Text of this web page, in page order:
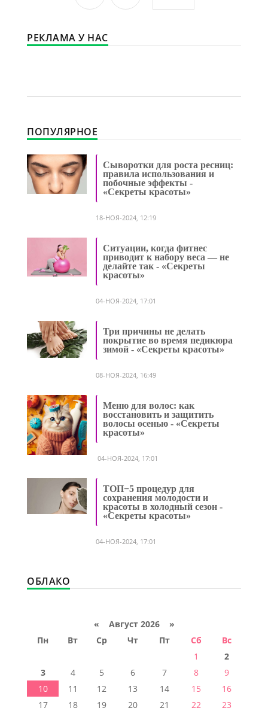
РЕКЛАМА У НАС
ПОПУЛЯРНОЕ
Сыворотки для роста ресниц:
правила использования и
побочные эффекты -
«Секреты красоты»
18-НОЯ-2024, 12:19
Ситуации, когда фитнес
приводит к набору веса — не
делайте так - «Секреты
красоты»
04-НОЯ-2024, 17:01
Три причины не делать
покрытие во время педикюра
зимой - «Секреты красоты»
08-НОЯ-2024, 16:49
Меню для волос: как
восстановить и защитить
волосы осенью - «Секреты
красоты»
04-НОЯ-2024, 17:01
ТОП−5 процедур для
сохранения молодости и
красоты в холодный сезон -
«Секреты красоты»
04-НОЯ-2024, 17:01
ОБЛАКО
« Август 2026 »
Пн
Вт Ср Чт Пт Сб
Вс
1
2
3
4 5 6 7 8
9
10
11 12 13 14 15
16
17
18 19 20 21 22
23